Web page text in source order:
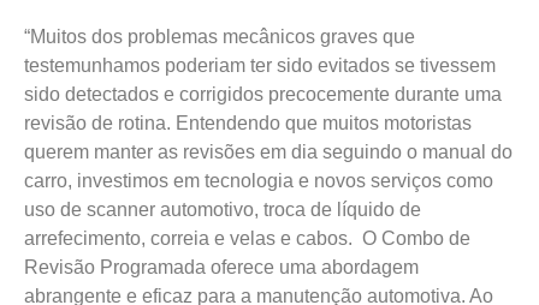
“Muitos dos problemas mecânicos graves que
testemunhamos poderiam ter sido evitados se tivessem
sido detectados e corrigidos precocemente durante uma
revisão de rotina. Entendendo que muitos motoristas
querem manter as revisões em dia seguindo o manual do
carro, investimos em tecnologia e novos serviços como
uso de scanner automotivo, troca de líquido de
arrefecimento, correia e velas e cabos. O Combo de
Revisão Programada oferece uma abordagem
abrangente e eficaz para a manutenção automotiva. Ao